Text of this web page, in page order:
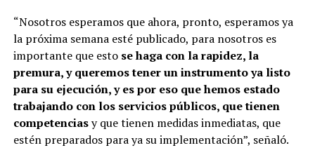
“Nosotros esperamos que ahora, pronto, esperamos ya
la próxima semana esté publicado, para nosotros es
importante que esto se haga con la rapidez, la
premura, y queremos tener un instrumento ya listo
para su ejecución, y es por eso que hemos estado
trabajando con los servicios públicos, que tienen
competenciasy que tienen medidas inmediatas, que
estén preparados para ya su implementación”, señaló.